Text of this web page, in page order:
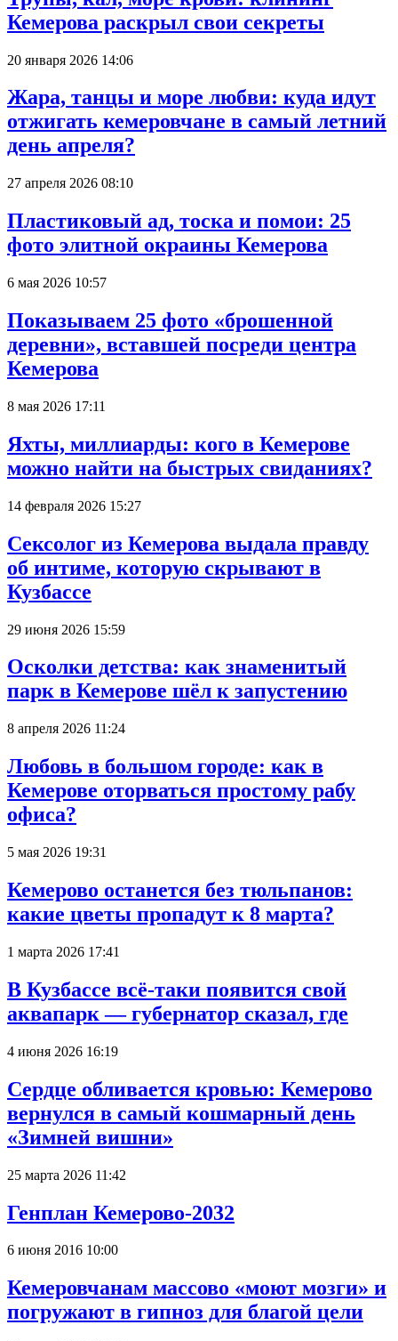
Кемерова раскрыл свои секреты
20 января 2026 14:06
Жара, танцы и море любви: куда идут
отжигать кемеровчане в самый летний
день апреля?
27 апреля 2026 08:10
Пластиковый ад, тоска и помои: 25
фото элитной окраины Кемерова
6 мая 2026 10:57
Показываем 25 фото «брошенной
деревни», вставшей посреди центра
Кемерова
8 мая 2026 17:11
Яхты, миллиарды: кого в Кемерове
можно найти на быстрых свиданиях?
14 февраля 2026 15:27
Сексолог из Кемерова выдала правду
об интиме, которую скрывают в
Кузбассе
29 июня 2026 15:59
Осколки детства: как знаменитый
парк в Кемерове шёл к запустению
8 апреля 2026 11:24
Любовь в большом городе: как в
Кемерове оторваться простому рабу
офиса?
5 мая 2026 19:31
Кемерово останется без тюльпанов:
какие цветы пропадут к 8 марта?
1 марта 2026 17:41
В Кузбассе всё-таки появится свой
аквапарк — губернатор сказал, где
4 июня 2026 16:19
Сердце обливается кровью: Кемерово
вернулся в самый кошмарный день
«Зимней вишни»
25 марта 2026 11:42
Генплан Кемерово-2032
6 июня 2016 10:00
Кемеровчанам массово «моют мозги» и
погружают в гипноз для благой цели